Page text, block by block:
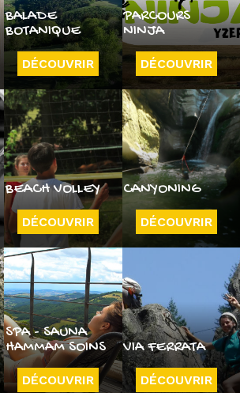
BALADE
BOTANIQUE
DÉCOUVRIR
PARCOURS
NINJA
DÉCOUVRIR
BEACH VOLLEY
DÉCOUVRIR
CANYONING
DÉCOUVRIR
SPA - SAUNA
HAMMAM SOINS
DÉCOUVRIR
VIA FERRATA
DÉCOUVRIR